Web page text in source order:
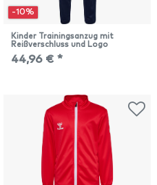
-10%
Kinder Trainingsanzug mit
Reißverschluss und Logo
44,96 € *